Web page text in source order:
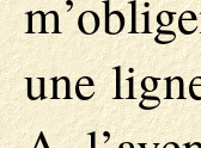
une